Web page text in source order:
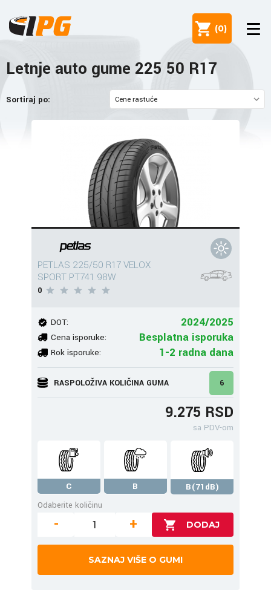
(0)
Letnje auto gume 225 50 R17
Sortiraj po:
PETLAS 225/50 R17 VELOX
SPORT PT741 98W
0
DOT: 2024/2025
Cena isporuke: Besplatna isporuka
Rok isporuke: 1-2 radna dana
RASPOLOŽIVA KOLIČINA GUMA 6
9.275 RSD
sa PDV-om
C B
B(71dB)
Odaberite količinu
- +
SAZNAJ VIŠE O GUMI